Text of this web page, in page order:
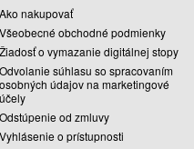
Ako nakupovať
Všeobecné obchodné podmienky
Žiadosť o vymazanie digitálnej stopy
Odvolanie súhlasu so spracovaním
osobných údajov na marketingové
účely
Odstúpenie od zmluvy
Vyhlásenie o prístupnosti